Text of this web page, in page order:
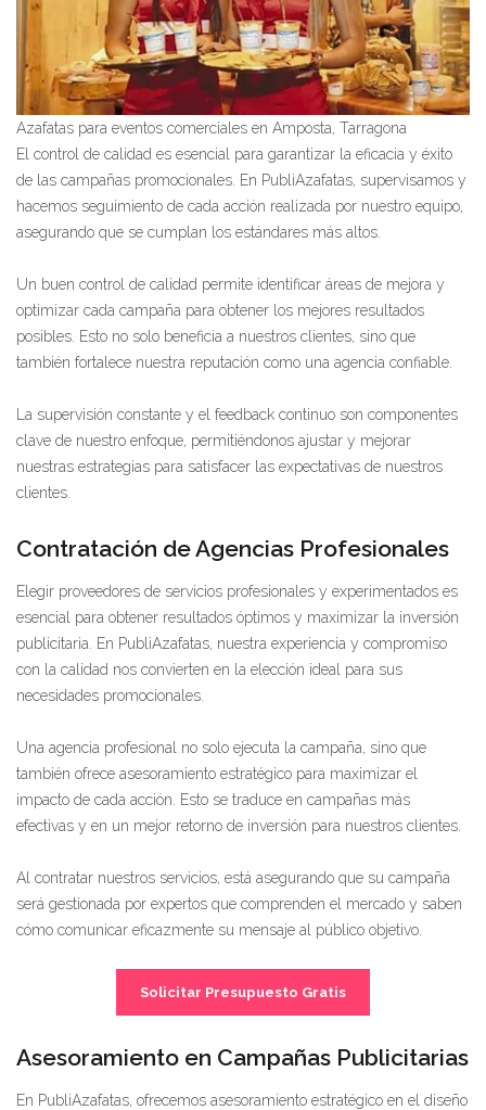
Azafatas para eventos comerciales en Amposta, Tarragona
El control de calidad es esencial para garantizar la eficacia y éxito
de las campañas promocionales. En PubliAzafatas, supervisamos y
hacemos seguimiento de cada acción realizada por nuestro equipo,
asegurando que se cumplan los estándares más altos.
Un buen control de calidad permite identificar áreas de mejora y
optimizar cada campaña para obtener los mejores resultados
posibles. Esto no solo beneficia a nuestros clientes, sino que
también fortalece nuestra reputación como una agencia confiable.
La supervisión constante y el feedback continuo son componentes
clave de nuestro enfoque, permitiéndonos ajustar y mejorar
nuestras estrategias para satisfacer las expectativas de nuestros
clientes.
Contratación de Agencias Profesionales
Elegir proveedores de servicios profesionales y experimentados es
esencial para obtener resultados óptimos y maximizar la inversión
publicitaria. En PubliAzafatas, nuestra experiencia y compromiso
con la calidad nos convierten en la elección ideal para sus
necesidades promocionales.
Una agencia profesional no solo ejecuta la campaña, sino que
también ofrece asesoramiento estratégico para maximizar el
impacto de cada acción. Esto se traduce en campañas más
efectivas y en un mejor retorno de inversión para nuestros clientes.
Al contratar nuestros servicios, está asegurando que su campaña
será gestionada por expertos que comprenden el mercado y saben
cómo comunicar eficazmente su mensaje al público objetivo.
Solicitar Presupuesto Gratis
Asesoramiento en Campañas Publicitarias
En PubliAzafatas, ofrecemos asesoramiento estratégico en el diseño